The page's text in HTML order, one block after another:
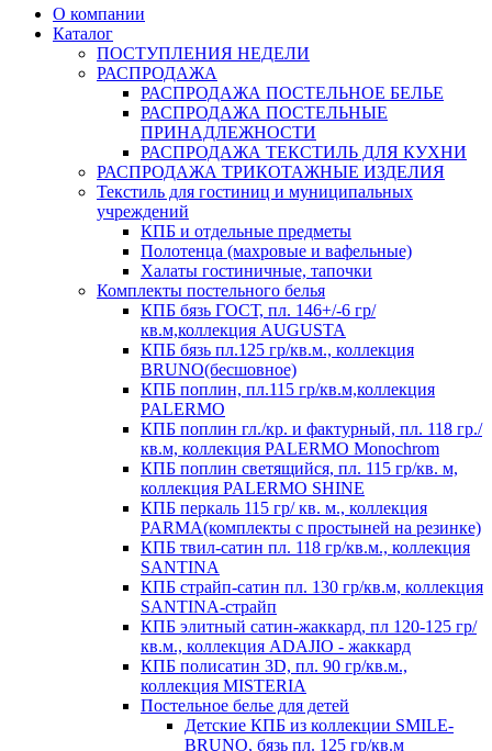
О компании
Каталог
ПОСТУПЛЕНИЯ НЕДЕЛИ
РАСПРОДАЖА
РАСПРОДАЖА ПОСТЕЛЬНОЕ БЕЛЬЕ
РАСПРОДАЖА ПОСТЕЛЬНЫЕ
ПРИНАДЛЕЖНОСТИ
РАСПРОДАЖА ТЕКСТИЛЬ ДЛЯ КУХНИ
РАСПРОДАЖА ТРИКОТАЖНЫЕ ИЗДЕЛИЯ
Текстиль для гостиниц и муниципальных
учреждений
КПБ и отдельные предметы
Полотенца (махровые и вафельные)
Халаты гостиничные, тапочки
Комплекты постельного белья
КПБ бязь ГОСТ, пл. 146+/-6 гр/
кв.м,коллекция AUGUSTA
КПБ бязь пл.125 гр/кв.м., коллекция
BRUNO(бесшовное)
КПБ поплин, пл.115 гр/кв.м,коллекция
PALERMO
КПБ поплин гл./кр. и фактурный, пл. 118 гр./
кв.м, коллекция PALERMO Monochrom
КПБ поплин светящийся, пл. 115 гр/кв. м,
коллекция PALERMO SHINE
КПБ перкаль 115 гр/ кв. м., коллекция
PARMA(комплекты с простыней на резинке)
КПБ твил-сатин пл. 118 гр/кв.м., коллекция
SANTINA
КПБ страйп-сатин пл. 130 гр/кв.м, коллекция
SANTINA-страйп
КПБ элитный сатин-жаккард, пл 120-125 гр/
кв.м., коллекция ADAJIO - жаккард
КПБ полисатин 3D, пл. 90 гр/кв.м.,
коллекция MISTERIA
Постельное белье для детей
Детские КПБ из коллекции SMILE-
BRUNO, бязь пл. 125 гр/кв.м